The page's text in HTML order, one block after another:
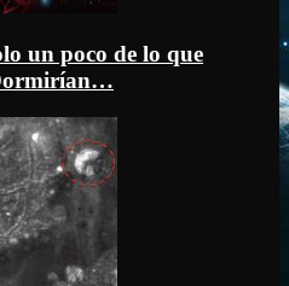
un poco de lo que